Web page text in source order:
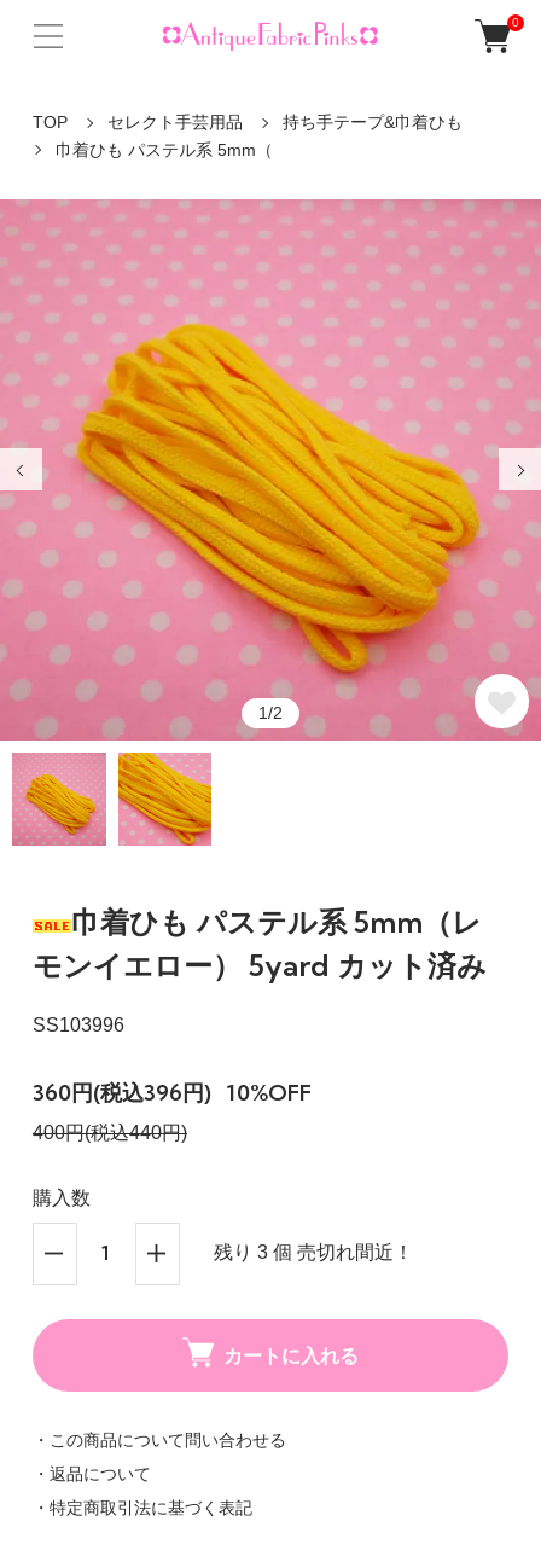
0
TOP セレクト手芸用品
持ち手テープ&巾着ひも
巾着ひも パステル系 5mm（
1/2
巾着ひも パステル系 5mm（レ
モンイエロー） 5yard カット済み
SS103996
360円(税込396円) 10%OFF
400円(税込440円)
購入数
残り 3 個 売切れ間近！
カートに入れる
・この商品について問い合わせる
・返品について
・特定商取引法に基づく表記